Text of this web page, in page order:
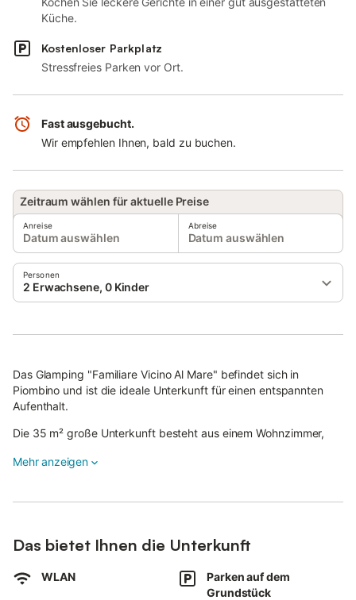
Küche.
Kostenloser Parkplatz
Stressfreies Parken vor Ort.
Fast ausgebucht.
Wir empfehlen Ihnen, bald zu buchen.
Zeitraum wählen für aktuelle Preise
Anreise
Datum auswählen
Abreise
Datum auswählen
Personen
2 Erwachsene, 0 Kinder
Das Glamping "Familiare Vicino Al Mare" befindet sich in
Piombino und ist die ideale Unterkunft für einen entspannten
Aufenthalt.
Die 35 m² große Unterkunft besteht aus einem Wohnzimmer,
Badezimmer und bietet somit Platz für 5 Personen.
Ein Parkplatz ist auf dem Grundstück vorhanden.
2 Haustiere sind gegen Gebühr erlaubt, aber Hunde müssen
angeleint sein, wenn sie sich außerhalb des Hauses aufhalten.
Rauchen und Feiern sind nicht erlaubt.
Mehr anzeigen
Das bietet Ihnen die Unterkunft
WLAN
Parken auf dem
Grundstück